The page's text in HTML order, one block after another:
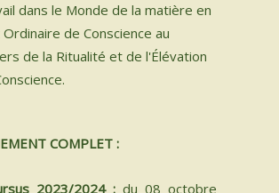
dans le Monde de la matière en
de Conscience au
de la Ritualité et de l'Élévation
COMPLET :
2023/2024 : du 08 octobre